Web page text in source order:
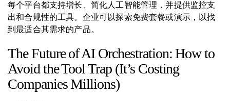
每个平台都支持增长、简化人工智能管理，并提供监控支
出和合规性的工具。企业可以探索免费套餐或演示，以找
到最适合其需求的产品。
The Future of AI Orchestration: How to
Avoid the Tool Trap (It’s Costing
Companies Millions)